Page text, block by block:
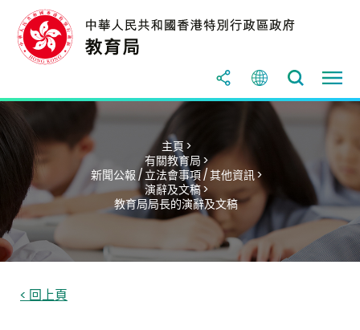
主頁 >
有關教育局 >
新聞公報 / 立法會事項 / 其他資訊 >
演辭及文稿 >
教育局局長的演辭及文稿
< 回上頁